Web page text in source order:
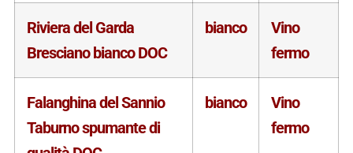
Riviera del Garda
Bresciano bianco DOC
bianco
Vino
fermo
Falanghina del Sannio
Taburno spumante di
bianco
Vino
fermo